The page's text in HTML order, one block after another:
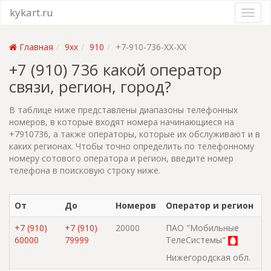
kykart.ru
Главная 9xx 910 +7-910-736-XX-XX
+7 (910) 736 какой оператор
связи, регион, город?
В таблице ниже представлены диапазоны телефонных
номеров, в которые входят номера начинающиеся на
+7910736, а также операторы, которые их обслуживают и в
каких регионах. Чтобы точно определить по телефонному
номеру сотового оператора и регион, введите номер
телефона в поисковую строку ниже.
От До Номеров
Оператор и регион
+7 (910)
60000
+7 (910)
79999
20000
ПАО "Мобильные
ТелеСистемы"
Нижегородская обл.